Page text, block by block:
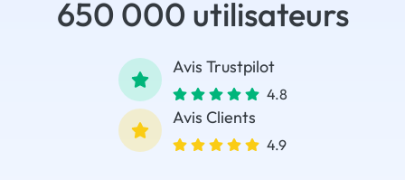
650 000 utilisateurs
Avis Trustpilot
4.8
Avis Clients
4.9